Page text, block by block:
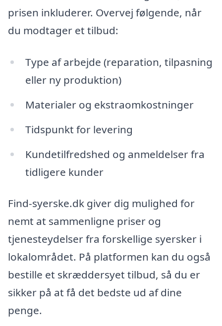
prisen inkluderer. Overvej følgende, når
du modtager et tilbud:
Type af arbejde (reparation, tilpasning
eller ny produktion)
Materialer og ekstraomkostninger
Tidspunkt for levering
Kundetilfredshed og anmeldelser fra
tidligere kunder
Find-syerske.dk giver dig mulighed for
nemt at sammenligne priser og
tjenesteydelser fra forskellige syersker i
lokalområdet. På platformen kan du også
bestille et skræddersyet tilbud, så du er
sikker på at få det bedste ud af dine
penge.